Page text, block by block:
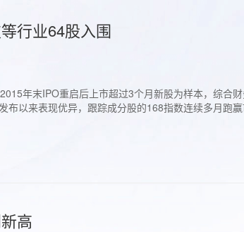
行业64股入围
年末IPO重启后上市超过3个月新股为样本，综合
以来表现优异，跟踪成分股的168指数连续多月跑
高